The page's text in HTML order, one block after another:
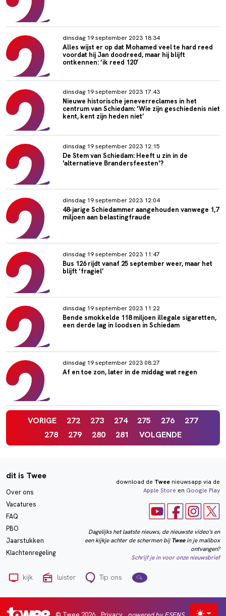
dinsdag 19 september 2023 18:34
Alles wijst er op dat Mohamed veel te hard reed
voordat hij Jan doodreed, maar hij blijft
ontkennen: ‘ik reed 120’
dinsdag 19 september 2023 17:43
Nieuwe historische jeneverreclames in het
centrum van Schiedam: ‘Wie zijn geschiedenis niet
kent, kent zijn heden niet’
dinsdag 19 september 2023 12:15
De Stem van Schiedam: Heeft u zin in de
'alternatieve Brandersfeesten'?
dinsdag 19 september 2023 12:04
48-jarige Schiedammer aangehouden vanwege 1,7
miljoen aan belastingfraude
dinsdag 19 september 2023 11:47
Bus 126 rijdt vanaf 25 september weer, maar het
blijft ‘fragiel’
dinsdag 19 september 2023 11:22
Bende smokkelde 118 miljoen illegale sigaretten,
een derde lag in loodsen in Schiedam
dinsdag 19 september 2023 08:27
Af en toe zon, later in de middag wat regen
VORIGE 272 273 274 275 276
277
278
279 280 281 VOLGENDE
dit is Twee
Over ons
Vacatures
FAQ
PBO
Jaarstukken
Klachtenregeling
download de Tweenieuwsapp via de
Apple Store en Google Play
Dagelijks het laatste nieuws, de nieuwste video's en
een kijkje achter de schermen bij Tweein je mailbox
ontvangen?
Schrijf je in voor onze nieuwsbrief
kijk luister Tip ons